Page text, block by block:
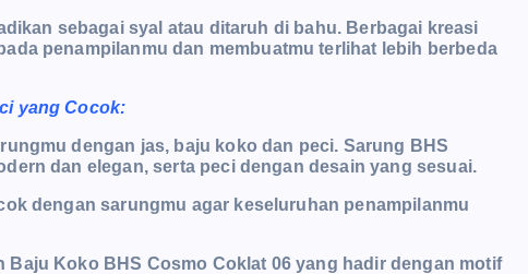
sebagai syal atau ditaruh di bahu. Berbagai kreasi
penampilanmu dan membuatmu terlihat lebih berbeda
yang Cocok:
dengan jas, baju koko dan peci. Sarung BHS
dan elegan, serta peci dengan desain yang sesuai.
dengan sarungmu agar keseluruhan penampilanmu
Koko BHS Cosmo Coklat 06 yang hadir dengan motif